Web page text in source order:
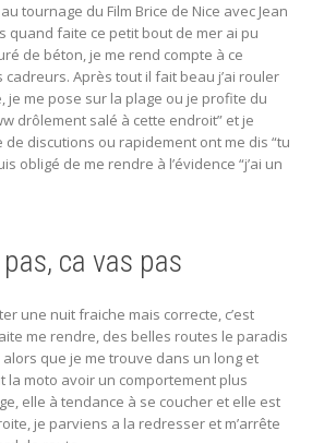
tournage du Film Brice de Nice avec Jean
quand faite ce petit bout de mer ai pu
de béton, je me rend compte à ce
Après tout il fait beau j’ai rouler
je me pose sur la plage ou je profite du
drôlement salé à cette endroit” et je
discutions ou rapidement ont me dis “tu
obligé de me rendre à l’évidence “j’ai un
ca vas pas
une nuit fraiche mais correcte, c’est
me rendre, des belles routes le paradis
alors que je me trouve dans un long et
la moto avoir un comportement plus
elle à tendance à se coucher et elle est
je parviens a la redresser et m’arrête